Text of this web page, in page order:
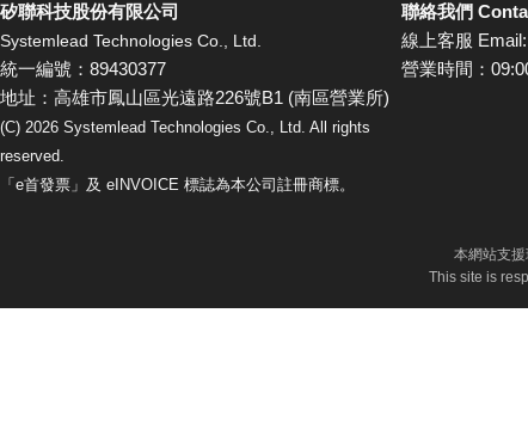
矽聯科技股份有限公司
Systemlead Technologies Co., Ltd.
統一編號：89430377
地址：高雄市鳳山區光遠路226號B1 (南區營業所)
(C) 2026 Systemlead Technologies Co., Ltd. All rights
reserved.
「e首發票」及 eINVOICE 標誌為本公司註冊商標。
聯絡我們
線上客服 Email:
營業時間：
本網站支
This site is